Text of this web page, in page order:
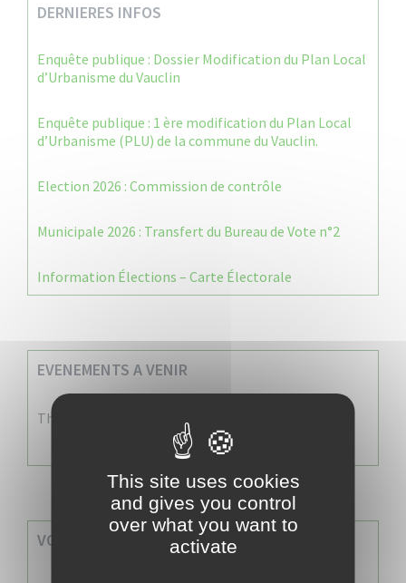
DERNIERES INFOS
Enquête publique : Dossier Modification du Plan Local
d’Urbanisme du Vauclin
Enquête publique : 1 ère modification du Plan Local
d’Urbanisme (PLU) de la commune du Vauclin.
Election 2026 : Commission de contrôle
Municipale 2026 : Transfert du Bureau de Vote n°2
Information Élections – Carte Électorale
EVENEMENTS A VENIR
There are no events
VOS SERVICES MUNICIPAUX
This site uses cookies
and gives you control
over what you want to
activate